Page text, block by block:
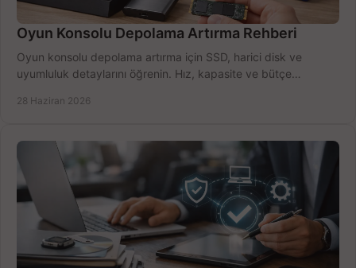
Oyun Konsolu Depolama Artırma Rehberi
Oyun konsolu depolama artırma için SSD, harici disk ve
uyumluluk detaylarını öğrenin. Hız, kapasite ve bütçe
28 Haziran 2026